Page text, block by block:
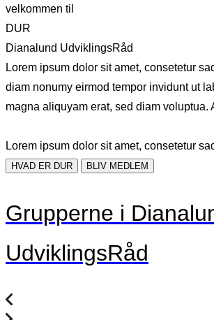
velkommen til
DUR
Dianalund UdviklingsRåd
Lorem ipsum dolor sit amet, consetetur
diam nonumy eirmod tempor invidunt ut
magna aliquyam erat, sed diam voluptua.
Lorem ipsum dolor sit amet, consetetur
HVAD ER DUR BLIV MEDLEM
Grupperne i
UdviklingsRåd